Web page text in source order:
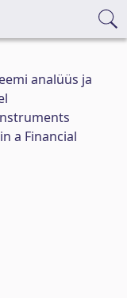
analüüs ja
a Financial